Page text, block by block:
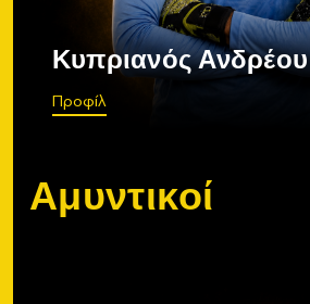
Κυπριανός Ανδρέου
Προφίλ
Αμυντικοί